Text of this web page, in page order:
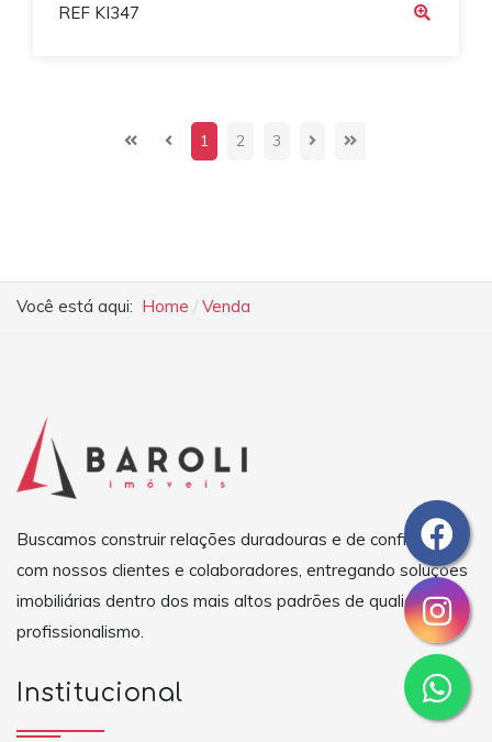
REF KI347
1 2 3
Você está aqui: Home Venda
Buscamos construir relações duradouras e de confiança
com nossos clientes e colaboradores, entregando soluções
imobiliárias dentro dos mais altos padrões de qualidade e
profissionalismo.
Institucional